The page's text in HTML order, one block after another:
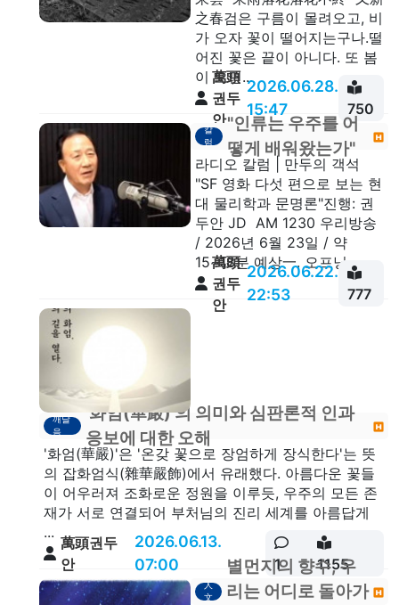
之春검은 구름이 몰려오고, 비
가 오자 꽃이 떨어지는구나.떨
어진 꽃은 끝이 아니다. 또 봄
이 오면...
萬頭
권두
안
2026.06.28.
15:47
750
칼
럼
"인류는 우주를 어
떻게 배워왔는가"
라디오 칼럼 | 만두의 객석
"SF 영화 다섯 편으로 보는 현
대 물리학과 문명론"진행: 권
두안 JD AM 1230 우리방송
/ 2026년 6월 23일 / 약
15~18분 예상一. 오프닝 ...
萬頭
권두
안
2026.06.22.
22:53
777
깨달
음
'화엄(華嚴)'의 의미와 심판론적 인과
응보에 대한 오해
'화엄(華嚴)'은 '온갖 꽃으로 장엄하게 장식한다'는 뜻
의 잡화엄식(雜華嚴飾)에서 유래했다. 아름다운 꽃들
이 어우러져 조화로운 정원을 이루듯, 우주의 모든 존
재가 서로 연결되어 부처님의 진리 세계를 아름답게
...
萬頭권두
안
2026.06.13.
07:00
1 1155
人
文
별먼지의 향수, 우
리는 어디로 돌아가